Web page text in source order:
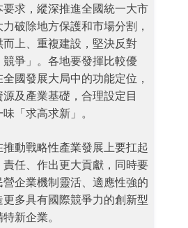
求，縱深推進全國統一大市
破除地方保護和市場分割，
而上、重複建設，堅決反對
競爭」。各地要發揮比較優
國發展大局中的功能定位，
及產業基礎，合理設定目
「求高求新」。
推動戰略性產業發展上要扛起
責任、作出更大貢獻，同時要
營企業機制靈活、適應性強的
多具有國際競爭力的創新型
新企業。